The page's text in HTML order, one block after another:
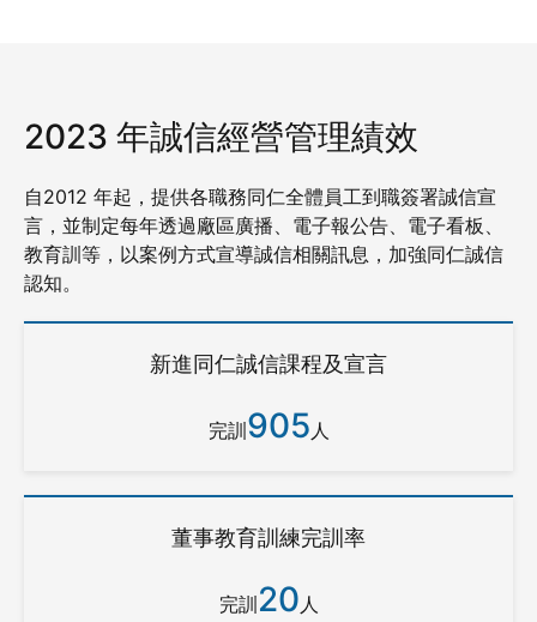
2023 年誠信經營管理績效
自2012 年起，提供各職務同仁全體員工到職簽署誠信宣
言，並制定每年透過廠區廣播、電子報公告、電子看板、
教育訓等，以案例方式宣導誠信相關訊息，加強同仁誠信
認知。
新進同仁誠信課程及宣言
完訓 905人
董事教育訓練完訓率
完訓 20人